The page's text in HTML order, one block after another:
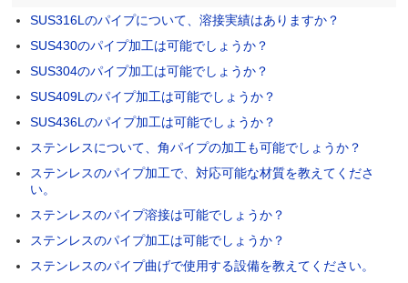
SUS316Lのパイプについて、溶接実績はありますか？
SUS430のパイプ加工は可能でしょうか？
SUS304のパイプ加工は可能でしょうか？
SUS409Lのパイプ加工は可能でしょうか？
SUS436Lのパイプ加工は可能でしょうか？
ステンレスについて、角パイプの加工も可能でしょうか？
ステンレスのパイプ加工で、対応可能な材質を教えてくださ
い。
ステンレスのパイプ溶接は可能でしょうか？
ステンレスのパイプ加工は可能でしょうか？
ステンレスのパイプ曲げで使用する設備を教えてください。